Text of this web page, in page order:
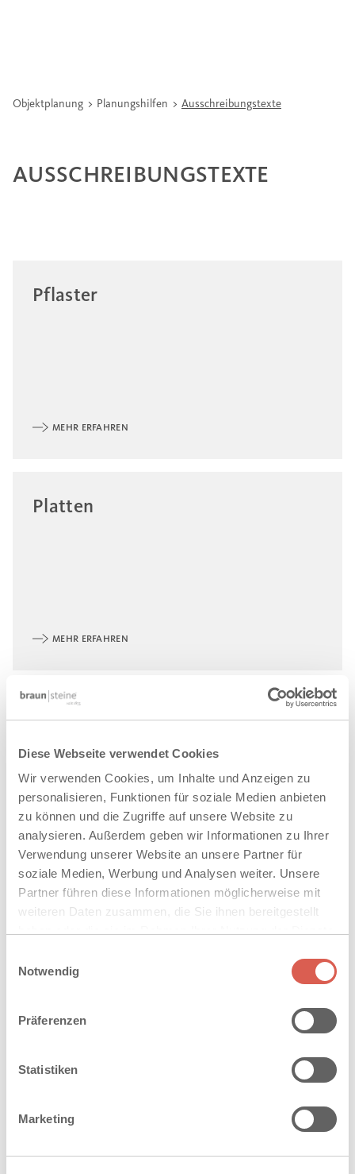
Diese Webseite verwendet Cookies
Wir verwenden Cookies, um Inhalte und Anzeigen zu
personalisieren, Funktionen für soziale Medien anbieten
zu können und die Zugriffe auf unsere Website zu
analysieren. Außerdem geben wir Informationen zu Ihrer
Verwendung unserer Website an unsere Partner für
soziale Medien, Werbung und Analysen weiter. Unsere
Partner führen diese Informationen möglicherweise mit
weiteren Daten zusammen, die Sie ihnen bereitgestellt
Cookies, wenn Sie unsere Webseite weiterhin nutzen.
Notwendig
Präferenzen
Statistiken
Marketing
Objektplanung Planungshilfen Ausschreibungstexte
AUSSCHREIBUNGSTEXTE
Pflaster
MEHR ERFAHREN
Platten
MEHR ERFAHREN
Mauern
MEHR ERFAHREN
Stufen